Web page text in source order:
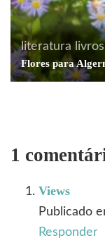
literatura livros
Flores para
1
Views
Publicado
Responder